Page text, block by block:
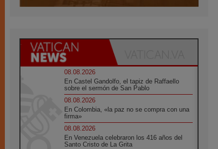
08.08.2026
En Castel Gandolfo, el tapiz de Raffaello
sobre el sermón de San Pablo
08.08.2026
En Colombia, «la paz no se compra con una
firma»
08.08.2026
En Venezuela celebraron los 416 años del
Santo Cristo de La Grita